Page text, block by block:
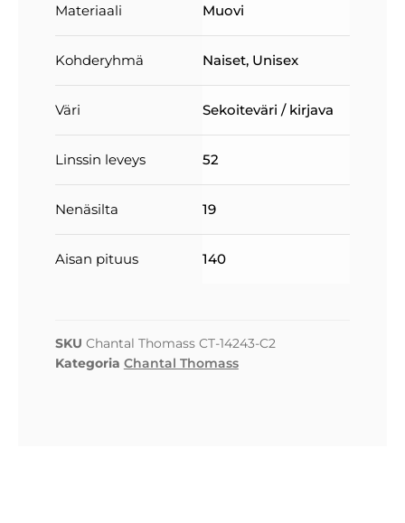
Materiaali Muovi
Kohderyhmä Naiset, Unisex
Väri Sekoiteväri / kirjava
Linssin leveys 52
Nenäsilta 19
Aisan pituus 140
SKU Chantal Thomass CT-14243-C2
Kategoria Chantal Thomass